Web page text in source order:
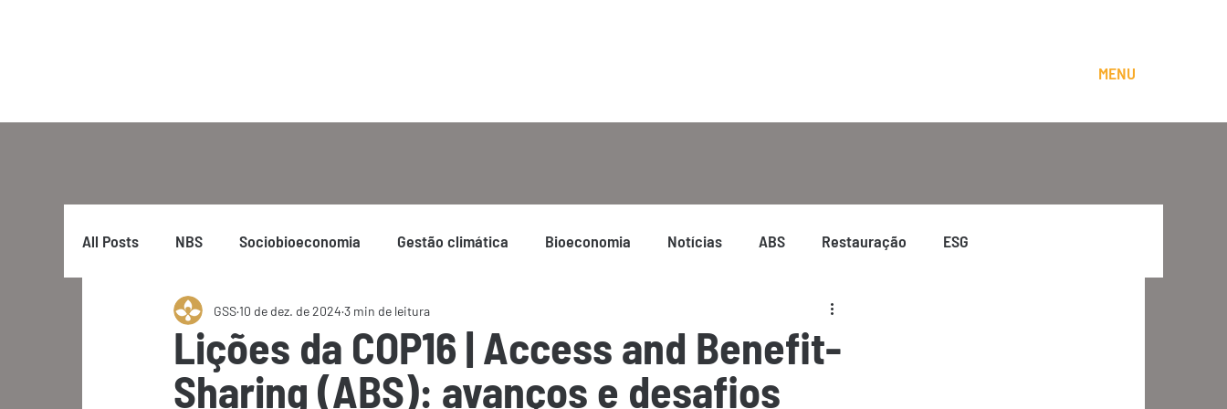
MENU
All Posts NBS Sociobioeconomia Gestão climática Bioeconomia Notícias ABS Restauração ESG
Lições da COP16 | Access and Benefit-
Sharing (ABS): avanços e desafios
GSS10 de dez. de 20243 min de leitura